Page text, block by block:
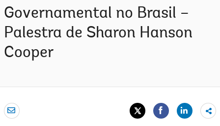
Governamental no Brasil –
Palestra de Sharon Hanson
Cooper